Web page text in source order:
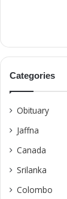
Categories
Obituary
Jaffna
Canada
Srilanka
Colombo